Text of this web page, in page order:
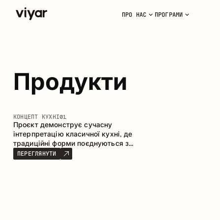
ПРО НАС ПРОГРАМИ
Продукти
КОНЦЕПТ КУХНІ01
Проєкт демонструє сучасну
інтерпретацію класичної кухні, де
традиційні форми поєднуються з
актуальними матеріалами та
стриманою колірною палітрою.
ПЕРЕГЛЯНУТИ